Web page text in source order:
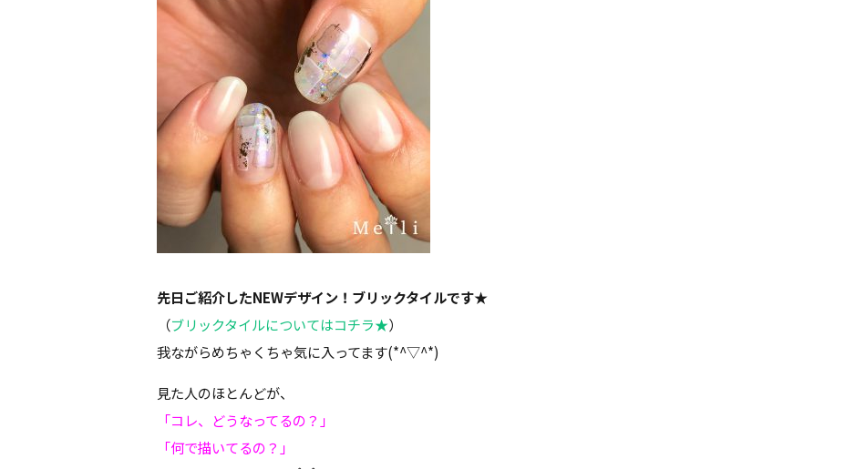
先日ご紹介したNEWデザイン！ブリックタイルです★
（ブリックタイルについてはコチラ★）
我ながらめちゃくちゃ気に入ってます(*^▽^*)
見た人のほとんどが、
「コレ、どうなってるの？」
「何で描いてるの？」